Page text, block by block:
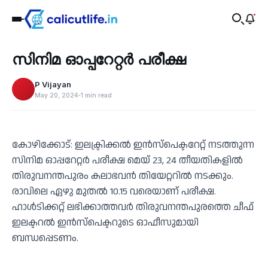
‹
Education
സിനിമ ഓപ്പറേറ്റർ പരീക്ഷ
P Vijayan
May 20, 2024 1 min read
കോഴിക്കോട്: ഇലക്ട്രിക്കൽ ഇൻസ്പെക്ടറേറ്റ് നടത്തുന്ന
സിനിമ ഓപ്പറേറ്റർ പരീക്ഷ മെയ് 23, 24 തീയതികളിൽ
തിരുവനന്തപുരം കലാഭവൻ തിയേറ്ററിൽ നടക്കും.
രാവിലെ ഏഴു മുതൽ 10.15 വരെയാണ് പരീക്ഷ.
ഹാൾടിക്കറ്റ് ലഭിക്കാത്തവർ തിരുവനന്തപുരത്തെ ചീഫ്
ഇലക്ടറൽ ഇൻസ്പെക്ടറുടെ ഓഫീസുമായി
ബന്ധപ്പെടണം.